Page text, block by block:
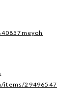
items/29496547